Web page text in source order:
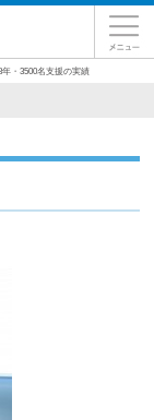
・3500名支援の実績